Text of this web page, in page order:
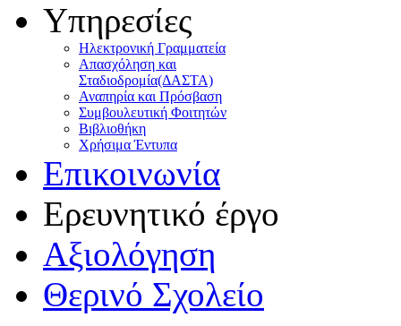
Υπηρεσίες
Ηλεκτρονική Γραμματεία
Απασχόληση και
Σταδιοδρομία(ΔΑΣΤΑ)
Αναπηρία και Πρόσβαση
Συμβουλευτική Φοιτητών
Βιβλιοθήκη
Χρήσιμα Έντυπα
Επικοινωνία
Ερευνητικό έργο
Αξιολόγηση
Θερινό Σχολείο